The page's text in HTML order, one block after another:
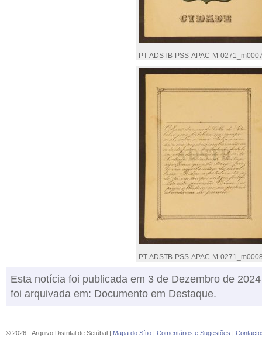
PT-ADSTB-PSS-APAC-M-
PT-ADSTB-PSS-APAC-M-
Esta notícia foi publicada em 3 de Dezembro de
foi arquivada em: Documento em Destaque.
© 2026 - Arquivo Distrital de Setúbal | Mapa do Sítio | Comentários e Sugestões |